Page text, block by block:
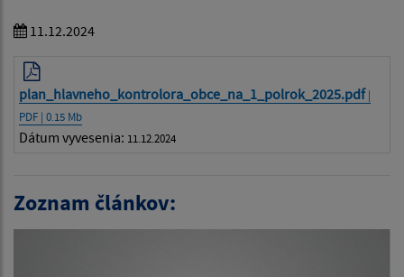
11.12.2024
plan_hlavneho_kontrolora_obce_na_1_polrok_2025.pdf|
PDF | 0.15 Mb
Dátum vyvesenia: 11.12.2024
Zoznam článkov: